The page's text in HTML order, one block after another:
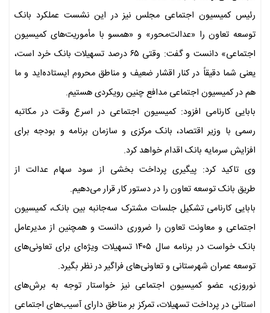
رئیس کمیسیون اجتماعی مجلس نیز در این نشست عملکرد بانک
توسعه تعاون را «عدالت‌محور» و «همسو با مأموریت‌های کمیسیون
اجتماعی» دانست و گفت: وقتی ۶۵ درصد تسهیلات بانک خرد است،
یعنی شما دقیقاً در کنار اقشار ضعیف و مناطق محروم ایستاده‌اید و ما
هم در کمیسیون اجتماعی مدافع چنین رویکردی هستیم.
بابایی کارنامی افزود: کمیسیون اجتماعی در اسرع وقت در مکاتبه
رسمی با وزیر اقتصاد، بانک مرکزی و سازمان برنامه و بودجه برای
افزایش سرمایه بانک اقدام خواهد کرد.
وی تاکید کرد: پیگیری پرداخت بخشی از سود سهام عدالت از
طریق بانک توسعه تعاون را در دستور کار قرار می‌دهیم.
بابایی کارنامی تشکیل جلسات مشترک سه‌جانبه بین بانک، کمیسیون
اجتماعی و معاونت تعاون را ضروری دانست و همچنین از مدیرعامل
بانک خواست در برنامه سال ۱۴۰۵ تسهیلات ویژه‌ای برای تعاونی‌های
توسعه عمران شهرستانی و تعاونی‌های فراگیر در نظر بگیرد.
نوروزی، عضو کمیسیون اجتماعی نیز خواستار توجه به برش‌های
استانی در پرداخت تسهیلات، تمرکز بر مناطق دارای آسیب‌های اجتماعی